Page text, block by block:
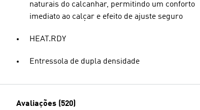
naturais do calcanhar, permitindo um conforto
imediato ao calçar e efeito de ajuste seguro
HEAT.RDY
Entressola de dupla densidade
Avaliações (520)